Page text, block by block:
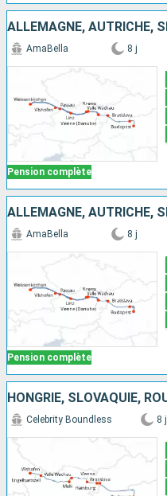
Pension complète
AmaBella 8 j
Pension complète
AmaBella 8 j
Celebrity Boundless 8 j